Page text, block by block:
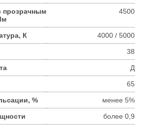
прозрачным
4500
К 4000 / 5000
38
Д
65
% менее 5%
более 0,9